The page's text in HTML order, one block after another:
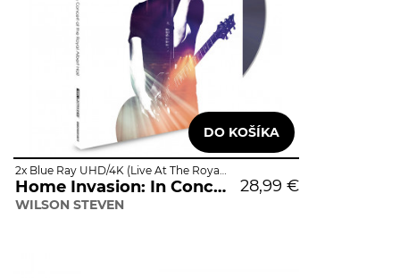
28,99 €
2x Blue Ray UHD/4K (Live At The Royal Albert Hall / 2018 / 4K Version)
Home Invasion: In Concert At The Royal Albert Hall
WILSON STEVEN